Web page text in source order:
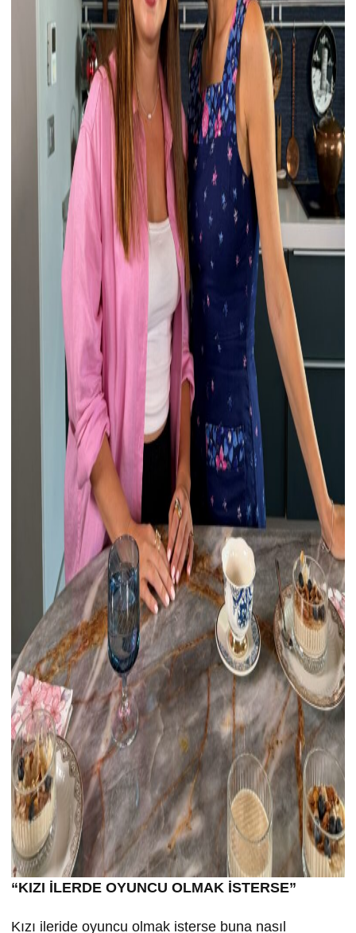
“KIZI İLERDE OYUNCU OLMAK İSTERSE”
Kızı ileride oyuncu olmak isterse buna nasıl